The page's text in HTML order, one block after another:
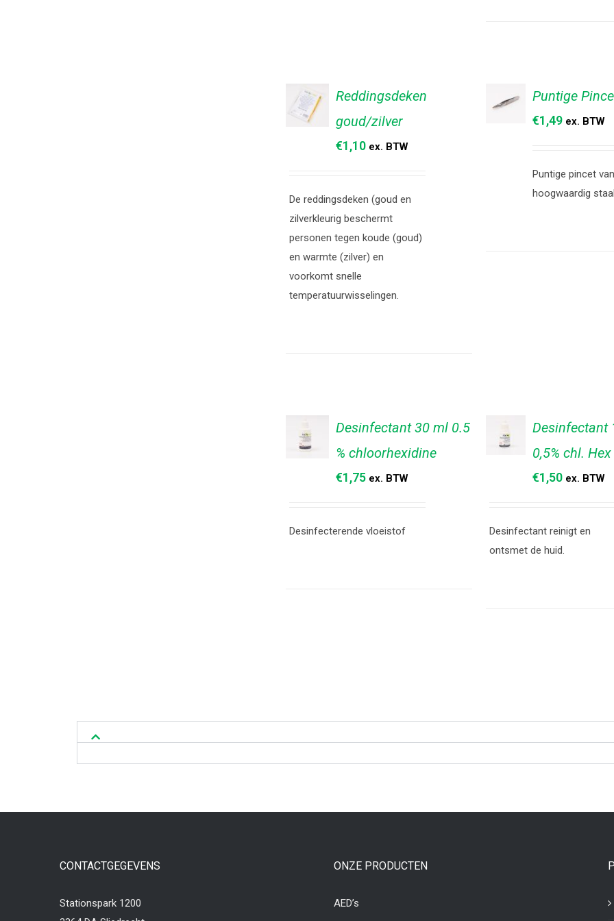
TOEVOEGEN
WINKELWAGEN
Reddingsdeken
goud/zilver
€1,10 ex. BTW
De reddingsdeken (goud en
zilverkleurig beschermt
personen tegen koude (goud)
en warmte (zilver) en
voorkomt snelle
temperatuurwisselingen.
TOEVOEGEN
Puntige
€1,49 ex. BTW
Puntige pincet van
hoogwaardig
TOEVOEGEN
WINKELWAGEN
Desinfectant 30 ml 0.5
% chloorhexidine
€1,75 ex. BTW
Desinfecterende vloeistof
TOEVOEGEN
WINKELWAGEN
Desinfectant
0,5% chl. Hex
€1,50 ex. BTW
Desinfectant reinigt en
ontsmet de huid.
CONTACTGEGEVENS
Stationspark 1200
ONZE PRODUCTEN
AED’s